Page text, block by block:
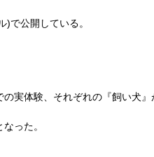
)で公開している。
実体験、それぞれの『飼い犬
った。